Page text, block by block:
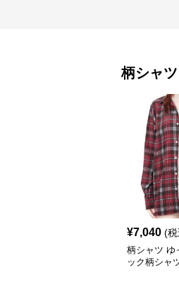
柄シャツ
¥7,040 (
柄シャツ ゆ
ック柄シャ